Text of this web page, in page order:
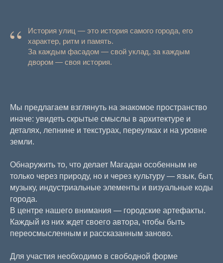
“
История улиц — это история самого города, его
характер, ритм и память.
За каждым фасадом — свой уклад, за каждым
двором — своя история.
Мы предлагаем взглянуть на знакомое пространство
иначе: увидеть скрытые смыслы в архитектуре и
деталях, лепнине и текстурах, переулках и на уровне
земли.
Обнаружить то, что делает Магадан особенным не
только через природу, но и через культуру — язык, быт,
музыку, индустриальные элементы и визуальные коды
города.
В центре нашего внимания — городские артефакты.
Каждый из них ждет своего автора, чтобы быть
переосмысленным и рассказанным заново.
Для участия необходимо в свободной форме
ПРАВИЛА ПОСЕЩЕНИЯ
ЛИЦЕНЗИОННОЕ СОГЛАШЕНИЕ
ПРАВОВАЯ ИНФОРМАЦИЯ
ВЫСТАВКИ
МЫ В МЕДИА